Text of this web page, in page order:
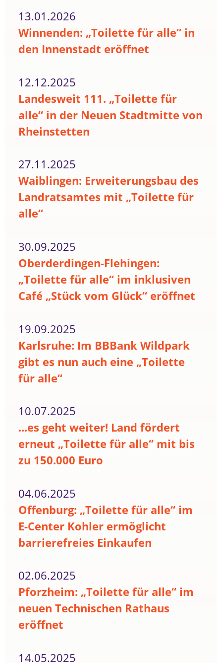
13.01.2026
Winnenden: „Toilette für alle“ in
den Innenstadt eröffnet
12.12.2025
Landesweit 111. „Toilette für
alle“ in der Neuen Stadtmitte von
Rheinstetten
27.11.2025
Waiblingen: Erweiterungsbau des
Landratsamtes mit „Toilette für
alle“
30.09.2025
Oberderdingen-Flehingen:
„Toilette für alle“ im inklusiven
Café „Stück vom Glück“ eröffnet
19.09.2025
Karlsruhe: Im BBBank Wildpark
gibt es nun auch eine „Toilette
für alle“
10.07.2025
...es geht weiter! Land fördert
erneut „Toilette für alle“ mit bis
zu 150.000 Euro
04.06.2025
Offenburg: „Toilette für alle“ im
E-Center Kohler ermöglicht
barrierefreies Einkaufen
02.06.2025
Pforzheim: „Toilette für alle“ im
neuen Technischen Rathaus
eröffnet
14.05.2025